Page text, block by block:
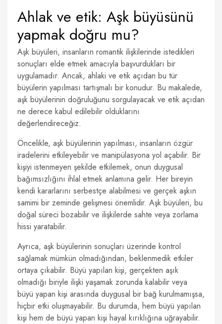
Ahlak ve etik: Aşk büyüsünü
yapmak doğru mu?
Aşk büyüleri, insanların romantik ilişkilerinde istedikleri
sonuçları elde etmek amacıyla başvurdukları bir
uygulamadır. Ancak, ahlaki ve etik açıdan bu tür
büyülerin yapılması tartışmalı bir konudur. Bu makalede,
aşk büyülerinin doğruluğunu sorgulayacak ve etik açıdan
ne derece kabul edilebilir olduklarını
değerlendireceğiz.
Öncelikle, aşk büyülerinin yapılması, insanların özgür
iradelerini etkileyebilir ve manipülasyona yol açabilir. Bir
kişiyi istenmeyen şekilde etkilemek, onun duygusal
bağımsızlığını ihlal etmek anlamına gelir. Her bireyin
kendi kararlarını serbestçe alabilmesi ve gerçek aşkın
samimi bir zeminde gelişmesi önemlidir. Aşk büyüleri, bu
doğal süreci bozabilir ve ilişkilerde sahte veya zorlama
hissi yaratabilir.
Ayrıca, aşk büyülerinin sonuçları üzerinde kontrol
sağlamak mümkün olmadığından, beklenmedik etkiler
ortaya çıkabilir. Büyü yapılan kişi, gerçekten aşık
olmadığı biriyle ilişki yaşamak zorunda kalabilir veya
büyü yapan kişi arasında duygusal bir bağ kurulmamışsa,
hiçbir etki oluşmayabilir. Bu durumda, hem büyü yapılan
kişi hem de büyü yapan kişi hayal kırıklığına uğrayabilir.